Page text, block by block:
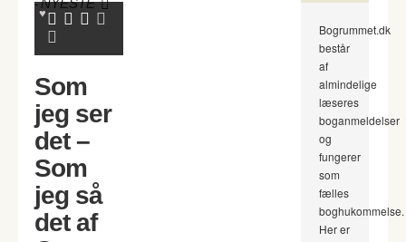
NYESTE
Som
jeg ser
det –
Som
jeg så
det af
Bogrummet.dk
består
af
almindelige
læseres
boganmeldelser
og
fungerer
som
fælles
boghukommelse.
Her er